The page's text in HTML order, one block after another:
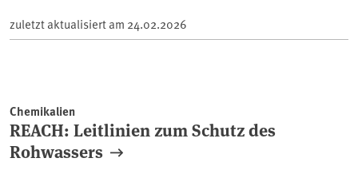
zuletzt aktualisiert am 24.02.2026
Chemikalien
REACH: Leitlinien zum Schutz des
Rohwassers